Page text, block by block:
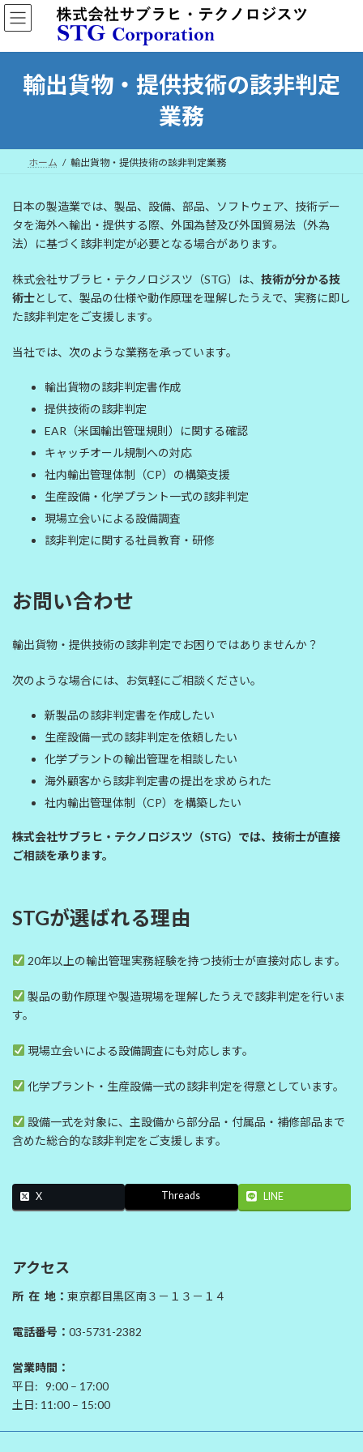
コ
ン
ン
プ
ナ
ビ
ー
動
輸出貨物・提供技術の該非判定
業務
ホーム 輸出貨物・提供技術の該非判定業務
日本の製造業では、製品、設備、部品、ソフトウェア、技術デー
タを海外へ輸出・提供する際、外国為替及び外国貿易法（外為
法）に基づく該非判定が必要となる場合があります。
株式会社サブラヒ・テクノロジスツ（STG）は、 技術が分かる技
術士として、製品の仕様や動作原理を理解したうえで、実務に即し
た該非判定をご支援します。
当社では、次のような業務を承っています。
輸出貨物の該非判定書作成
提供技術の該非判定
EAR（米国輸出管理規則）に関する確認
キャッチオール規制への対応
社内輸出管理体制（CP）の構築支援
生産設備・化学プラント一式の該非判定
現場立会いによる設備調査
該非判定に関する社員教育・研修
お問い合わせ
輸出貨物・提供技術の該非判定でお困りではありませんか？
次のような場合には、お気軽にご相談ください。
新製品の該非判定書を作成したい
生産設備一式の該非判定を依頼したい
化学プラントの輸出管理を相談したい
海外顧客から該非判定書の提出を求められた
社内輸出管理体制（CP）を構築したい
株式会社サブラヒ・テクノロジスツ（STG）では、技術士が直接
ご相談を承ります。
STGが選ばれる理由
20年以上の輸出管理実務経験を持つ技術士が直接対応します。
製品の動作原理や製造現場を理解したうえで該非判定を行いま
す。
現場立会いによる設備調査にも対応します。
化学プラント・生産設備一式の該非判定を得意としています。
設備一式を対象に、主設備から部分品・付属品・補修部品まで
含めた総合的な該非判定をご支援します。
X Threads LINE
アクセス
所 在 地： 東京都目黒区南３－１３－１４
電話番号： 03-5731-2382
営業時間：
平日: 9:00 – 17:00
土日: 11:00 – 15:00